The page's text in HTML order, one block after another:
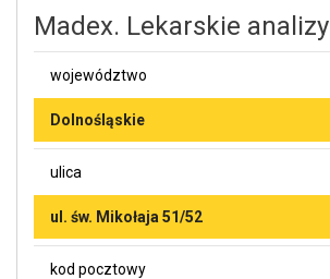
Madex. Lekarskie analizy
województwo
Dolnośląskie
ulica
ul. św. Mikołaja 51/52
kod pocztowy